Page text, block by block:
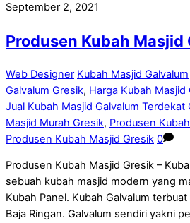
September 2, 2021
Produsen Kubah Masjid
Web Designer Kubah Masjid Galvalum
Galvalum Gresik, Harga Kubah Masjid
Jual Kubah Masjid Galvalum Terdekat
Masjid Murah Gresik, Produsen
Produsen Kubah Masjid Gresik 0
Produsen Kubah Masjid Gresik –
sebuah kubah masjid modern yang
Kubah Panel. Kubah Galvalum
Baja Ringan. Galvalum sendiri yakni